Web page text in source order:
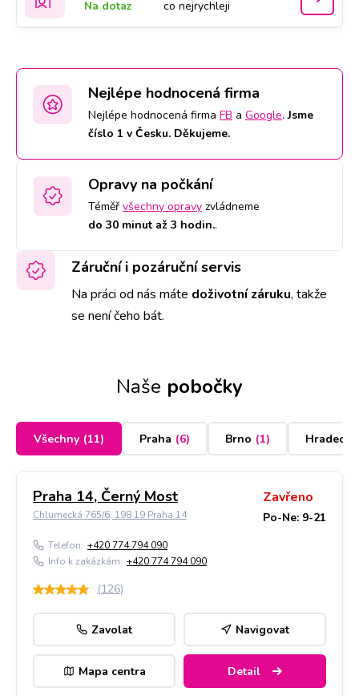
Na dotaz
co nejrychleji
Nejlépe hodnocená firma
Nejlépe hodnocená firma FB a Google.Jsme
číslo 1 v Česku. Děkujeme.
Opravy na počkání
Téměř všechny opravy zvládneme
do 30 minut až 3 hodin..
Záruční i pozáruční servis
Na práci od nás máte doživotní záruku, takže
se není čeho bát.
Naše pobočky
Všechny (11) Praha (6) Brno (1) Hradec
Praha 14, Černý Most
Chlumecká 765/6, 198 19 Praha 14
Zavřeno
Po-Ne: 9-21
Telefon: +420 774 794 090
Info k zakázkám: +420 774 794 090
(126)
Zavolat Navigovat
Mapa centra Detail